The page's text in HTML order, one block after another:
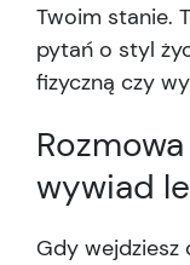
Twoim stanie.
pytań o styl
fizyczną czy
wywiad
Gdy wejdziesz